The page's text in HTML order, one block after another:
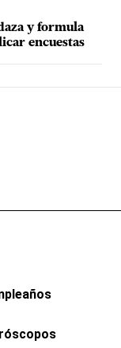
y formula
encuestas